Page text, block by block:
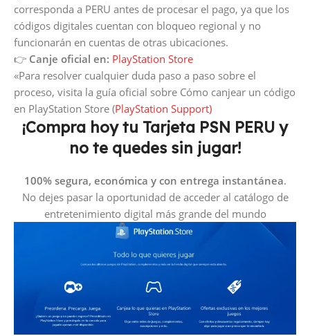
corresponda a PERU antes de procesar el pago, ya que los
códigos digitales cuentan con bloqueo regional y no
funcionarán en cuentas de otras ubicaciones.
👉 Canje oficial en: PlayStation Store
«Para resolver cualquier duda paso a paso sobre el
proceso, visita la guía oficial sobre Cómo canjear un código
en PlayStation Store (PlayStation Support)
¡Compra hoy tu Tarjeta PSN PERU y
no te quedes sin jugar!
100% segura, económica y con entrega instantánea.
No dejes pasar la oportunidad de acceder al catálogo de
entretenimiento digital más grande del mundo